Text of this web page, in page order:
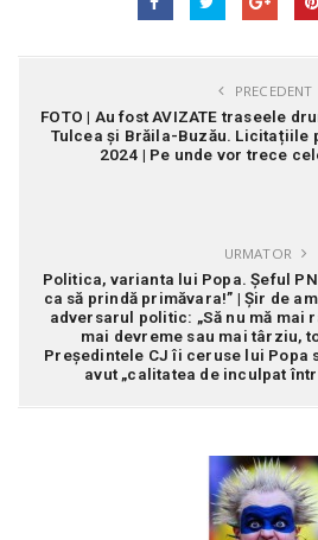
PRECEDENT
FOTO | Au fost AVIZATE traseele
Tulcea și Brăila-Buzău. Licitațiile
2024 | Pe unde vor trece
URMATOR
Politica, varianta lui Popa. Șeful
ca să prindă primăvara!” | Șir de
adversarul politic: „Să nu mă mai
mai devreme sau mai târziu,
Președintele CJ îi ceruse lui Popa
avut „calitatea de inculpat